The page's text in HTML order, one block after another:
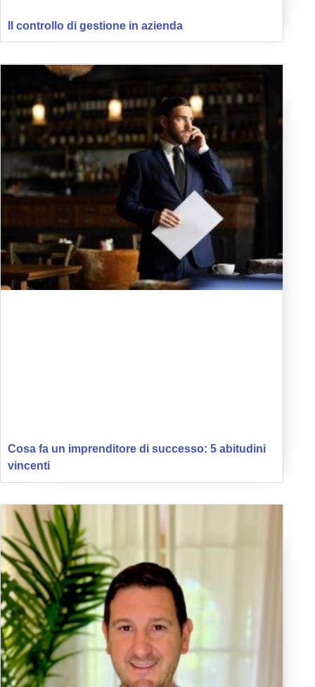
Il controllo di gestione in azienda
Cosa fa un imprenditore di successo: 5 abitudini
vincenti